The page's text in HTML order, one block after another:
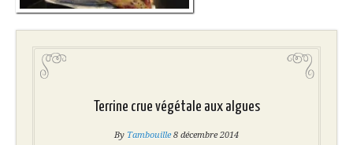
Terrine crue végétale aux algues
By Tambouille 8 décembre 2014